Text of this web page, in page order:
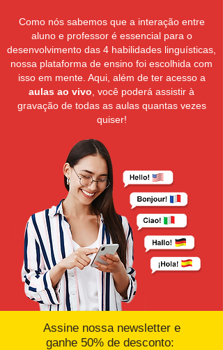
Como nós sabemos que a interação entre
aluno e professor é essencial para o
desenvolvimento das 4 habilidades linguísticas,
nossa plataforma de ensino foi escolhida com
isso em mente. Aqui, além de ter acesso a
aulas ao vivo , você poderá assistir à
gravação de todas as aulas quantas vezes
quiser!
Assine nossa newsletter e
ganhe 50% de desconto: